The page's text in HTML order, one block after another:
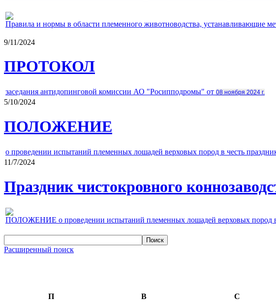
Правила и нормы в области племенного животноводства, устанавливающие
9/11/2024
ПРОТОКОЛ
заседания антидопинговой комиссии АО "Росипподромы" от 08 ноября 2024 г.
5/10/2024
ПОЛОЖЕНИЕ
о проведении испытаний племенных лошадей верховых пород в честь
11/7/2024
Праздник чистокровного
ПОЛОЖЕНИЕ о проведении испытаний племенных лошадей верховых пород в
Расширенный поиск
П В С